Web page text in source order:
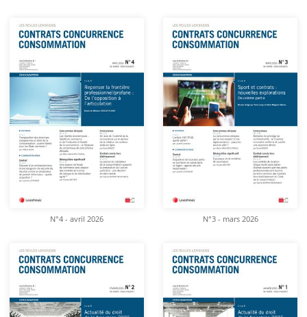
N°4 - avril 2026 N°3 - mars 2026